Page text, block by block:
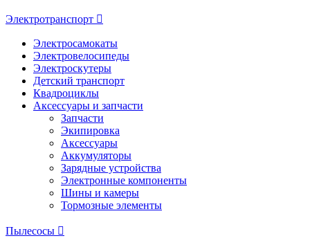
Электротранспорт
Электросамокаты
Электровелосипеды
Электроскутеры
Детский транспорт
Квадроциклы
Аксессуары и запчасти
Запчасти
Экипировка
Аксессуары
Аккумуляторы
Зарядные устройства
Электронные компоненты
Шины и камеры
Тормозные элементы
Пылесосы